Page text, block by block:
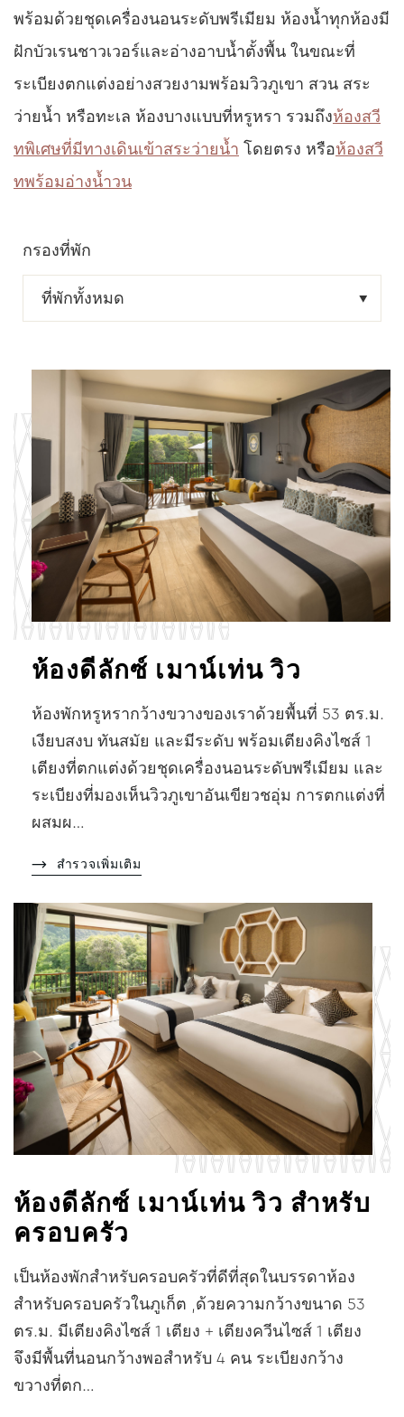
พร้อมด้วยชุดเครื่องนอนระดับพรีเมียม ห้องน้ำทุกห้องมี
ฝักบัวเรนชาวเวอร์และอ่างอาบน้ำตั้งพื้น ในขณะที่
ระเบียงตกแต่งอย่างสวยงามพร้อมวิวภูเขา สวน สระ
ว่ายน้ำ หรือทะเล ห้องบางแบบที่หรูหรา รวมถึงห้องสวี
ทพิเศษที่มีทางเดินเข้าสระว่ายน้ำโดยตรง หรือห้องสวี
ทพร้อมอ่างน้ำวน
กรองที่พัก
ห้องดีลักซ์ เมาน์เท่น วิว
ห้องพักหรูหรากว้างขวางของเราด้วยพื้นที่ 53 ตร.ม.
เงียบสงบ ทันสมัย และมีระดับ พร้อมเตียงคิงไซส์ 1
เตียงที่ตกแต่งด้วยชุดเครื่องนอนระดับพรีเมียม และ
ระเบียงที่มองเห็นวิวภูเขาอันเขียวชอุ่ม การตกแต่งที่
ผสมผ…
สำรวจเพิ่มเติม
ห้องดีลักซ์ เมาน์เท่น วิว สำหรับ
ครอบครัว
เป็นห้องพักสำหรับครอบครัวที่ดีที่สุดในบรรดาห้อง
สำหรับครอบครัวในภูเก็ต ,ด้วยความกว้างขนาด 53
ตร.ม. มีเตียงคิงไซส์ 1 เตียง + เตียงควีนไซส์ 1 เตียง
จึงมีพื้นที่นอนกว้างพอสำหรับ 4 คน ระเบียงกว้าง
ขวางที่ตก…